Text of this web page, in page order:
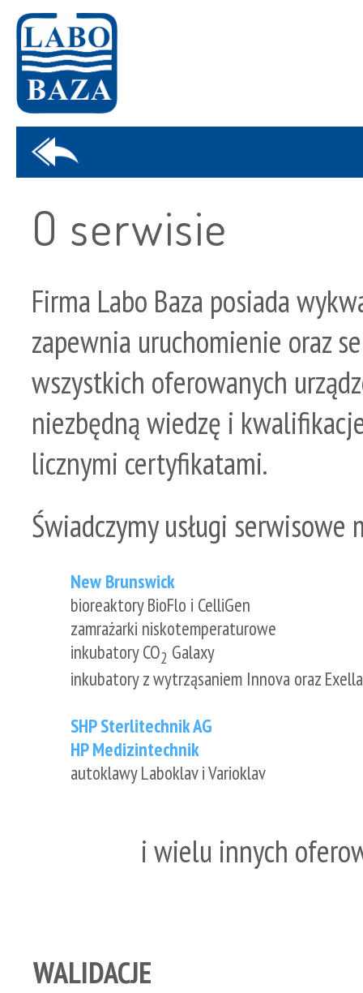
O serwisie
Firma Labo Baza posiada
zapewnia uruchomienie oraz
wszystkich oferowanych
niezbędną wiedzę i
licznymi certyfikatami.
Świadczymy usługi
New Brunswick
bioreaktory BioFlo i CelliGen
zamrażarki niskotemperaturowe
inkubatory CO2 Galaxy
inkubatory z wytrząsaniem Innova oraz Exella
SHP Sterlitechnik AG
​HP Medizintechnik
autoklawy Laboklav i Varioklav
i wielu innych
WALIDACJE